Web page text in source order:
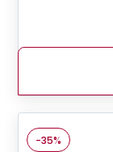
-35%